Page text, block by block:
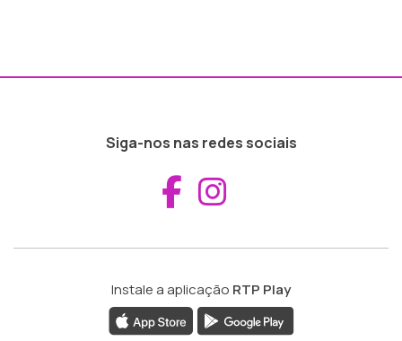
Siga-nos nas redes sociais
Aceder ao
Instale a aplicação RTP Play